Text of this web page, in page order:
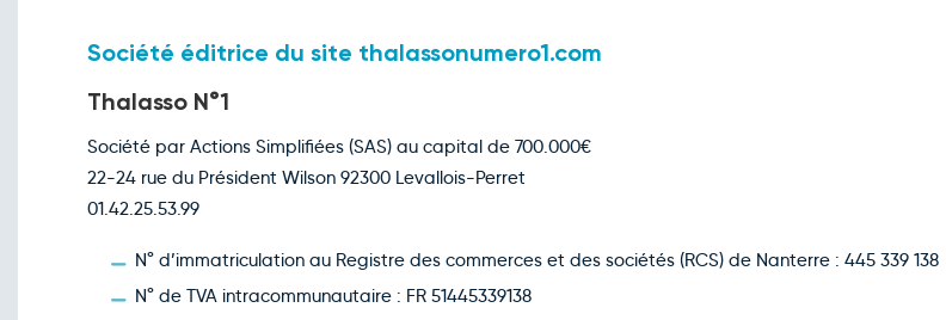
Société éditrice du site thalassonumero1.com
Thalasso N°1
Société par Actions Simplifiées (SAS) au capital de 700.000€
22-24 rue du Président Wilson 92300 Levallois-Perret
01.42.25.53.99
N° d’immatriculation au Registre des commerces et des sociétés (RCS) de Nanterre : 445 339 138
N° de TVA intracommunautaire : FR 51445339138